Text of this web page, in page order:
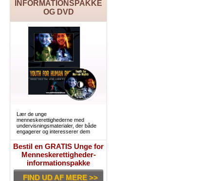
INFORMATIONSPAKKE
OG DVD
Lær de unge
menneskerettighederne med
undervisningsmaterialer, der både
engagerer og interesserer dem
Bestil en GRATIS Unge for
Menneskerettigheder-
informationspakke
FIND UD AF MERE >>